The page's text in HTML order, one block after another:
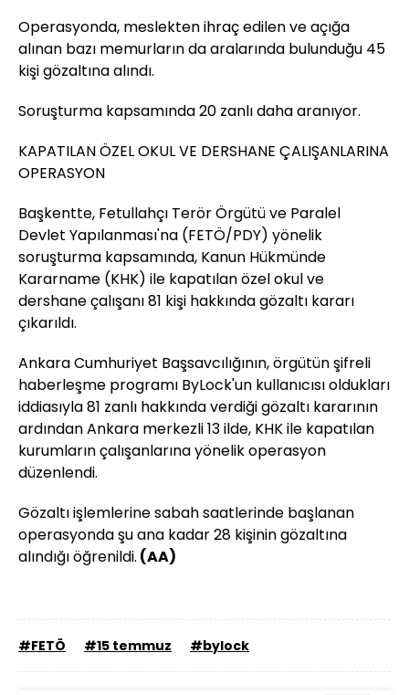
Operasyonda, meslekten ihraç edilen ve açığa
alınan bazı memurların da aralarında bulunduğu 45
kişi gözaltına alındı.
Soruşturma kapsamında 20 zanlı daha aranıyor.
KAPATILAN ÖZEL OKUL VE DERSHANE ÇALIŞANLARINA
OPERASYON
Başkentte, Fetullahçı Terör Örgütü ve Paralel
Devlet Yapılanması'na (FETÖ/PDY) yönelik
soruşturma kapsamında, Kanun Hükmünde
Kararname (KHK) ile kapatılan özel okul ve
dershane çalışanı 81 kişi hakkında gözaltı kararı
çıkarıldı.
Ankara Cumhuriyet Başsavcılığının, örgütün şifreli
haberleşme programı ByLock'un kullanıcısı oldukları
iddiasıyla 81 zanlı hakkında verdiği gözaltı kararının
ardından Ankara merkezli 13 ilde, KHK ile kapatılan
kurumların çalışanlarına yönelik operasyon
düzenlendi.
Gözaltı işlemlerine sabah saatlerinde başlanan
operasyonda şu ana kadar 28 kişinin gözaltına
alındığı öğrenildi. (AA)
#FETÖ #15 temmuz #bylock